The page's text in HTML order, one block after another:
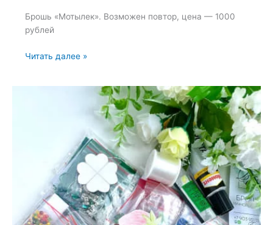
Брошь «Мотылек». Возможен повтор, цена — 1000
рублей
Брошь
Читать далее »